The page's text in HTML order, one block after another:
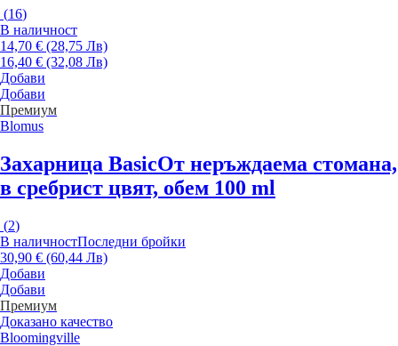
(16)
В наличност
14,70 € (28,75 Лв)
16,40 € (32,08 Лв)
Добави
Добави
Премиум
Blomus
Захарница BasicОт неръждаема стомана,
в сребрист цвят, обем 100 ml
(2)
В наличностПоследни бройки
30,90 € (60,44 Лв)
Добави
Добави
Премиум
Доказано качество
Bloomingville